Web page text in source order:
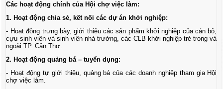
Các hoạt động chính của Hội chợ việc làm:
1. Hoạt động chia sẻ, kết nối các dự án khởi nghiệp:
- Hoạt động trưng bày, giới thiệu các sản phẩm khởi nghiệp của cán bộ,
cựu sinh viên và sinh viên nhà trường, các CLB khởi nghiệp trẻ trong và
ngoài TP. Cần Thơ.
2. Hoạt động quảng bá – tuyển dụng:
- Hoạt động tự giới thiệu, quảng bá của các doanh nghiệp tham gia Hội
chợ việc làm.